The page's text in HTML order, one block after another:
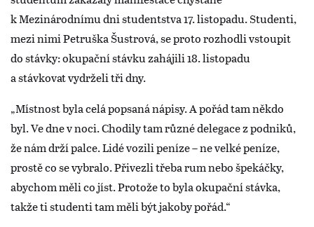
k Mezinárodnímu dni studentstva 17. listopadu. Studenti,
mezi nimi Petruška Šustrová, se proto rozhodli vstoupit
do stávky: okupační stávku zahájili 18. listopadu
a stávkovat vydrželi tři dny.
„Místnost byla celá popsaná nápisy. A pořád tam někdo
byl. Ve dne v noci. Chodily tam různé delegace z podniků,
že nám drží palce. Lidé vozili peníze – ne velké peníze,
prostě co se vybralo. Přivezli třeba rum nebo špekáčky,
abychom měli co jíst. Protože to byla okupační stávka,
takže ti studenti tam měli být jakoby pořád.“